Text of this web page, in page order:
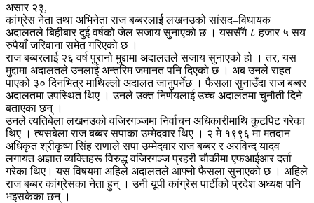
असार २३,
कांग्रेस नेता तथा अभिनेता राज बब्बरलाई लखनउको सांसद–विधायक
अदालतले बिहीबार दुई वर्षको जेल सजाय सुनाएको छ । यससँगै ८ हजार ५ सय
रुपैयाँ जरिवाना समेत गरिएको छ ।
राज बब्बरलाई २६ वर्ष पुरानो मुद्दामा अदालतले सजाय सुनाएको हो । तर, यस
मुद्दामा अदालतले उनलाई अन्तरिम जमानत पनि दिएको छ । अब उनले राहत
पाएको ३० दिनभित्र माथिल्लो अदालत जानुपर्नेछ । फैसला सुनाउँदा राज बब्बर
अदालतमा उपस्थित थिए । उनले उक्त निर्णयलाई उच्च अदालतमा चुनौती दिने
बताएका छन् ।
उनले त्यतिबेला लखनउको वजिरगञ्जमा निर्वाचन अधिकारीमाथि कुटपिट गरेका
थिए । त्यसबेला राज बब्बर सपाका उम्मेदवार थिए । २ मे १९९६ मा मतदान
अधिकृत श्रीकृष्ण सिंह राणाले सपा उम्मेदवार राज बब्बर र अरविन्द यादव
लगायत अज्ञात व्यक्तिहरू विरुद्ध वजिरगञ्ज प्रहरी चौकीमा एफआईआर दर्ता
गरेका थिए। यस विषयमा अहिले अदालतले आफ्नो फैसला सुनाएको छ । अहिले
राज बब्बर कांग्रेसका नेता हुन् । उनी यूपी कांग्रेस पार्टीको प्रदेश अध्यक्ष पनि
भइसकेका छन् ।